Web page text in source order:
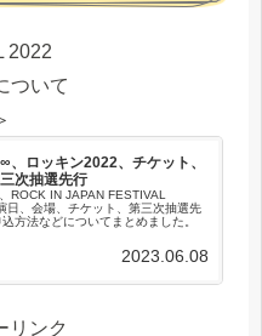
2022
ついて
、ロッキン2022、チケット、
次抽選先行
ROCK IN JAPAN FESTIVAL
日、会場、チケット、第三次抽選先
方法などについてまとめました。
2023.06.08
リンク